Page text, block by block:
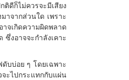
ติดีก็ไม่ควรจะมีเสียง
าจากส่วนใด เพราะ
าจเกิดความผิดพลาด
งอาจจะกำลังเคาะ
บบ่อย ๆ โดยเฉพาะ
ะไปกระแทกกับแผ่น